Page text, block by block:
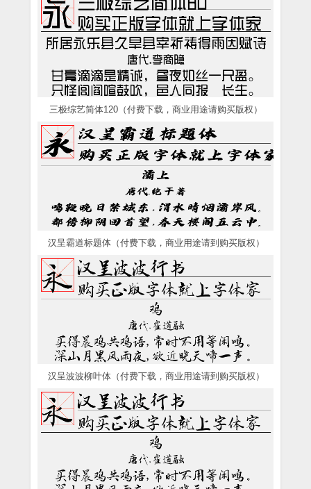
三极综艺简体120（付费下载，商业用途请购买版权）
汉呈霸道标题体（付费下载，商业用途请到购买版权）
汉呈波波柳叶体（付费下载，商业用途请到购买版权）